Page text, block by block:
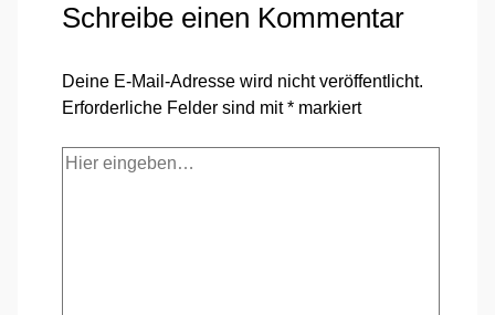
Schreibe einen Kommentar
Deine E-Mail-Adresse wird nicht veröffentlicht.
Erforderliche Felder sind mit* markiert
Hier